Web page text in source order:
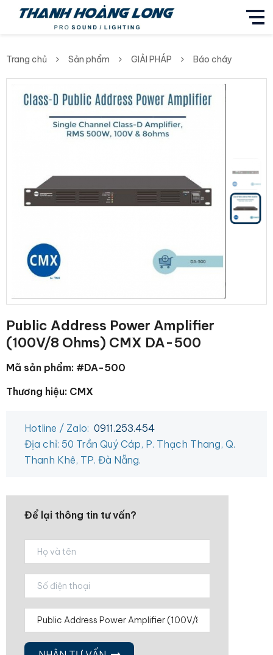
Trang chủ Sản phẩm GIẢI PHÁP Báo cháy
Public Address Power Amplifier
(100V/8 Ohms) CMX DA-500
Mã sản phẩm: #DA-500
Thương hiệu: CMX
Hotline / Zalo: 0911.253.454
Địa chỉ: 50 Trần Quý Cáp, P. Thạch Thang, Q.
Thanh Khê, TP. Đà Nẵng.
Để lại thông tin tư vấn?